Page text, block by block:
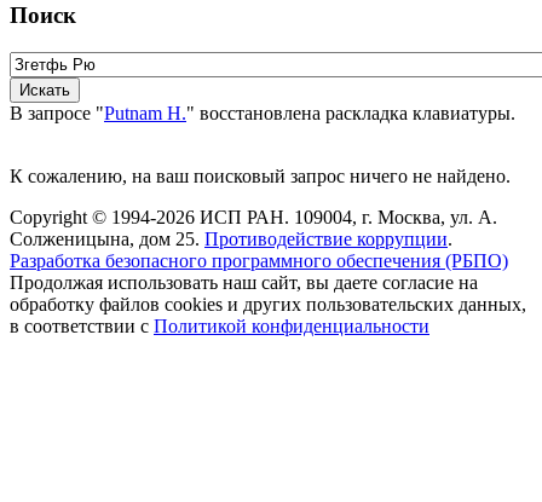
Поиск
В запросе "Putnam H." восстановлена раскладка клавиатуры.
К сожалению, на ваш поисковый запрос ничего не найдено.
Copyright © 1994-2026 ИСП РАН. 109004, г. Москва, ул. А.
Солженицына, дом 25. Противодействие коррупции.
Разработка безопасного программного обеспечения (РБПО)
Продолжая использовать наш сайт, вы даете согласие на
обработку файлов cookies и других пользовательских данных,
в соответствии с Политикой конфиденциальности